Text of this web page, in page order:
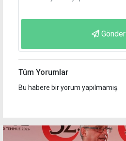
Gönder
Tüm Yorumlar
Bu habere bir yorum yapılmamış.